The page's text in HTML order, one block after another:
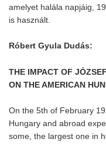
amelyet halála napjáig,
is használt.
Róbert Gyula Dudás:
THE IMPACT OF
ON THE AMERICAN
On the 5th of February
Hungary and abroad
some, the largest one in